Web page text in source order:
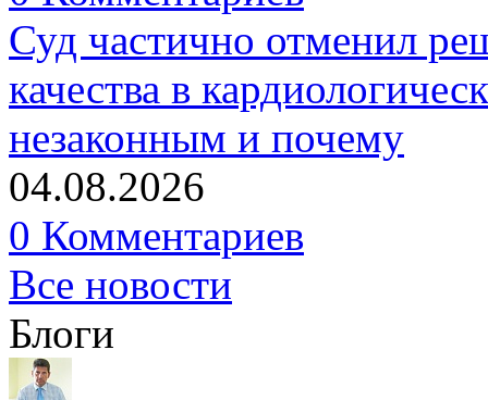
Суд частично отменил
качества в
незаконным и почему
04.08.2026
0 Комментариев
Все новости
Блоги